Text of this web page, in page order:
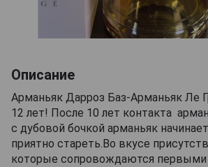
Описание
Арманьяк Дарроз Баз-Арманьяк Ле
12 лет! После 10 лет контакта
с дубовой бочкой арманьяк
приятно стареть.Во вкусе
которые сопровождаются первыми